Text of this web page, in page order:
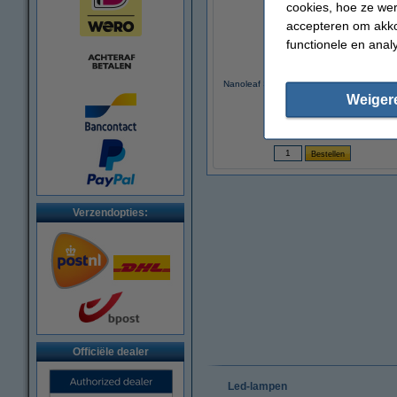
Verzendopties:
Officiële dealer
Nanoleaf Shapes Black Hexagons | 9
€ 179,95
Led-lampen
cookies, hoe ze
accepteren om
functionele en